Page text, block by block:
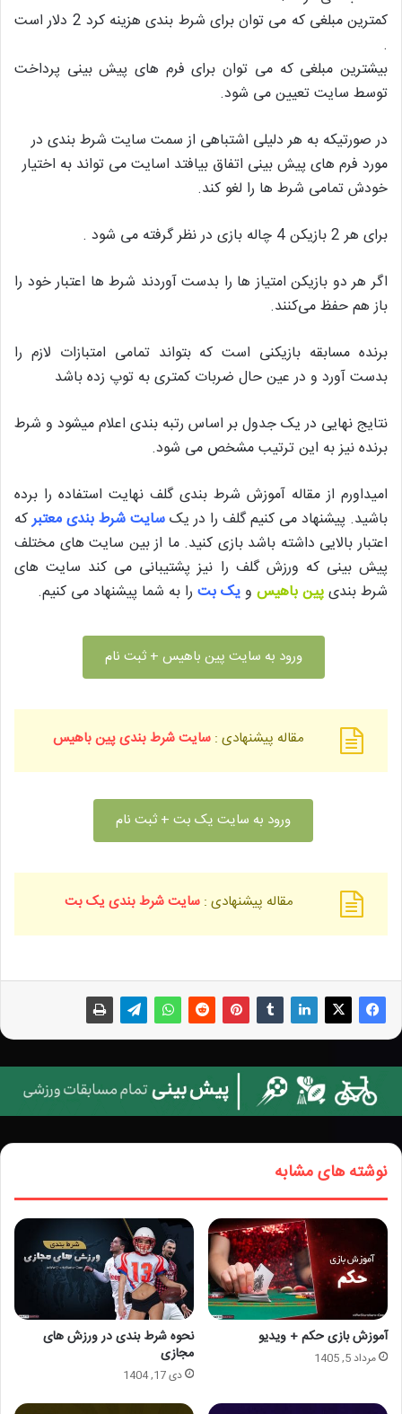
کمترین مبلغی که می توان برای شرط بندی هزینه کرد 2 دلار است
.
بیشترین مبلغی که می توان برای فرم های پیش بینی پرداخت
توسط سایت تعیین می شود.
در صورتیکه به هر دلیلی اشتباهی از سمت سایت شرط بندی در
مورد فرم های پیش بینی اتفاق بیافتد اسایت می تواند به اختیار
خودش تمامی شرط ها را لغو کند.
برای هر 2 بازیکن 4 چاله بازی در نظر گرفته می شود .
اگر هر دو بازیکن امتیاز ها را بدست آوردند شرط ها اعتبار خود را
باز هم حفظ می‌کنند.
برنده مسابقه بازیکنی است که بتواند تمامی امتبازات لازم‌ را
بدست آورد و در عین حال ضربات کمتری به توپ زده باشد
نتایج نهایی در یک جدول بر اساس رتبه بندی اعلام‌ میشود و شرط
برنده نیز به این ترتیب مشخص می شود.
امیداورم از مقاله آموزش شرط بندی گلف نهایت استفاده را برده
باشید. پیشنهاد می کنیم گلف را در یکسایت شرط بندی معتبرکه
اعتبار بالایی داشته باشد بازی کنید. ما از بین سایت های مختلف
پیش بینی که ورزش گلف را نیز پشتیبانی می کند سایت های
شرط بندیپین باهیس ویک بت را به شما پیشنهاد می کنیم.
ورود به سایت پین باهیس + ثبت نام
مقاله پیشنهادی : سایت شرط بندی پین باهیس
ورود به سایت یک بت + ثبت نام
مقاله پیشنهادی :سایت شرط بندی یک بت
نوشته های مشابه
آموزش بازی حکم + ویدیو
مرداد 5, 1405
نحوه شرط بندی در ورزش های
مجازی
دی 17, 1404